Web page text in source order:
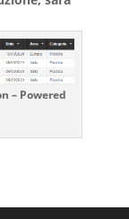
– Powered